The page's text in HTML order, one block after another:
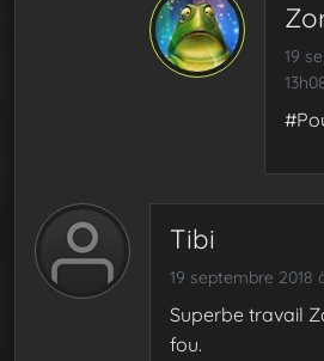
19
Tibi
19 septembre 2018
Superbe travail
fou.